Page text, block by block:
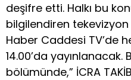
deşifre etti. Halkı bu
bilgilendiren
Haber Caddesi TV’de
14.00’da yayınlanacak.
bölümünde,” İCRA